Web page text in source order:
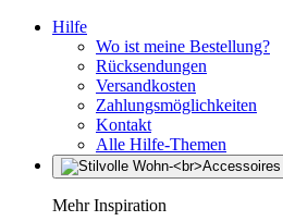
Hilfe
Wo ist meine Bestellung?
Rücksendungen
Versandkosten
Zahlungsmöglichkeiten
Kontakt
Alle Hilfe-Themen
Mehr Inspiration